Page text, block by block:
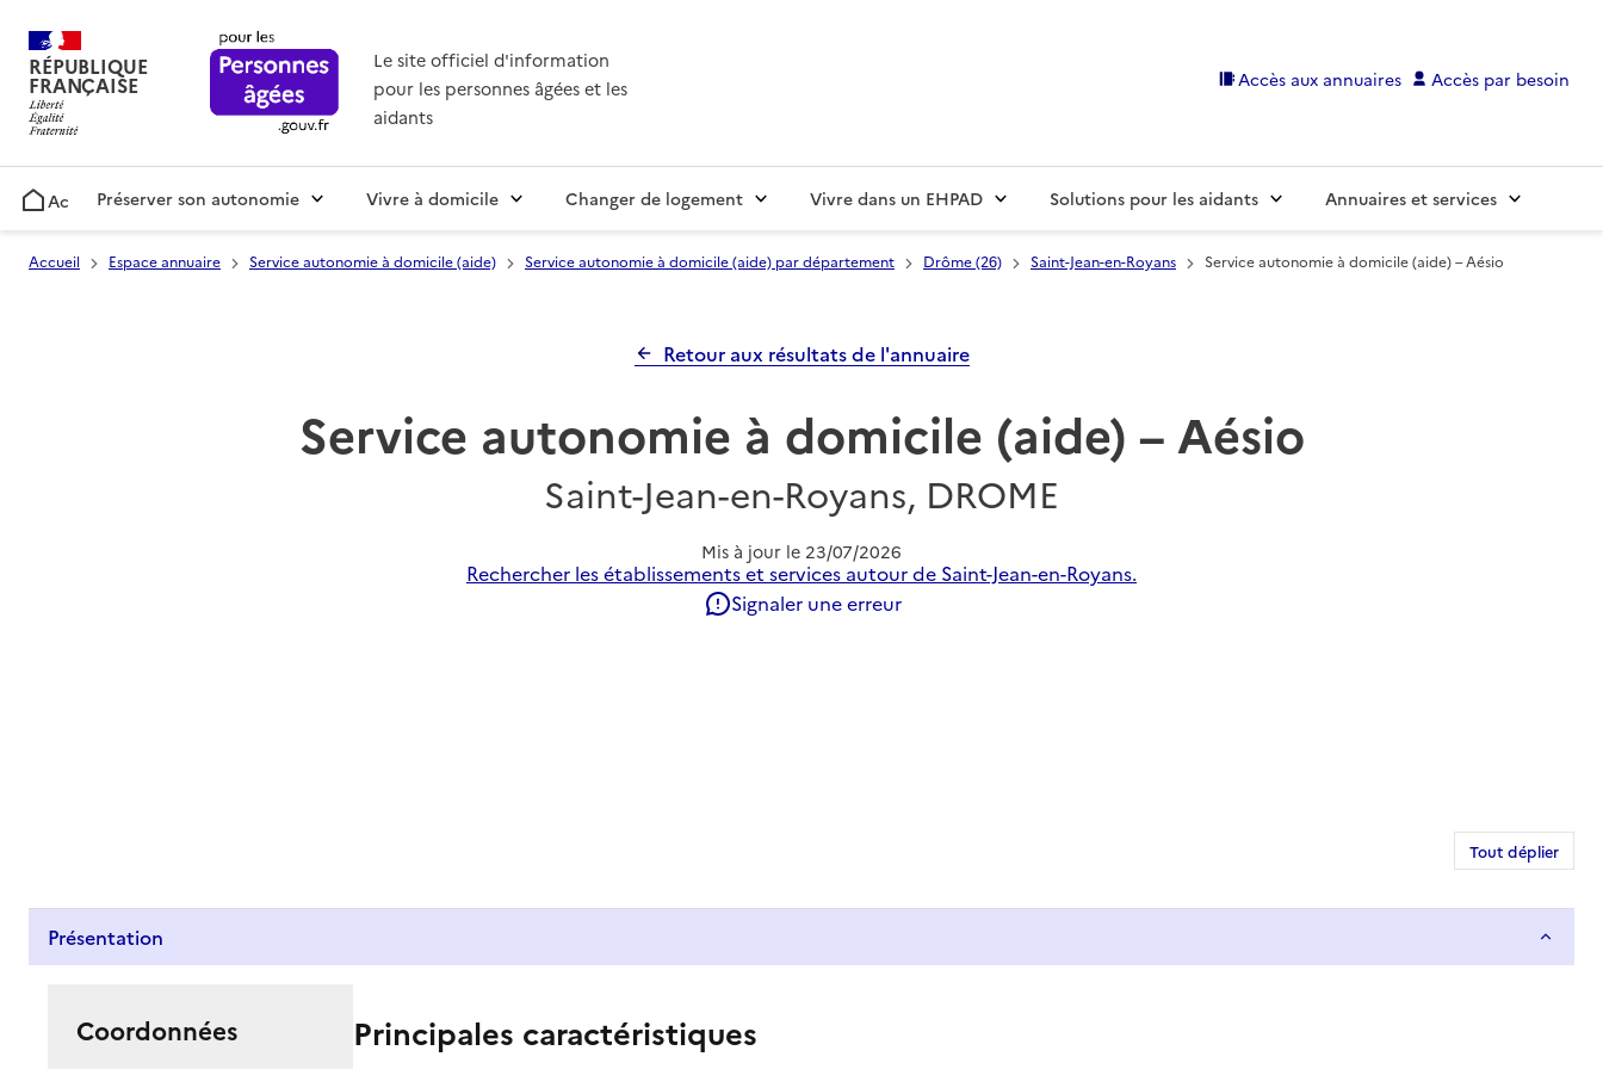
RÉPUBLIQUE
FRANÇAISE
Le site officiel d'information
pour les personnes âgées et les
aidants
Accès aux annuaires Accès par besoin
AccueilPréserver son autonomie Vivre à domicile Changer de logement Vivre dans un EHPAD Solutions pour les aidants Annuaires et services
Accueil Espace annuaire Service autonomie à domicile (aide) Service autonomie à domicile (aide) par département Drôme (26) Saint-Jean-en-Royans Service autonomie à domicile (aide) – Aésio
Retour aux résultats de l'annuaire
Service autonomie à domicile (aide) – Aésio
Saint-Jean-en-Royans, DROME
Mis à jour le 23/07/2026
Rechercher les établissements et services autour de Saint-Jean-en-Royans.
Signaler une erreur
Tout déplier
Présentation
Coordonnées Principales caractéristiques